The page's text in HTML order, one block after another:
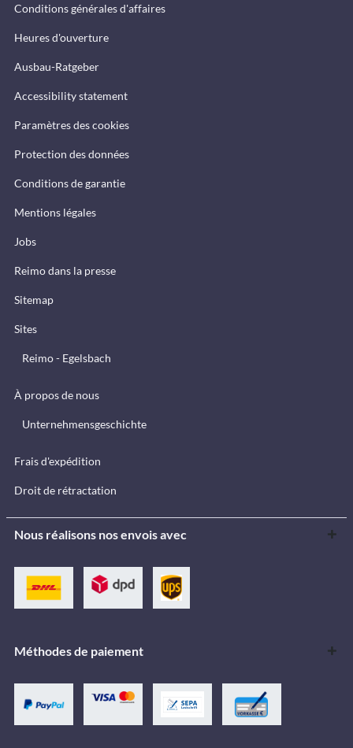
Conditions générales d'affaires
Heures d'ouverture
Ausbau-Ratgeber
Accessibility statement
Paramètres des cookies
Protection des données
Conditions de garantie
Mentions légales
Jobs
Reimo dans la presse
Sitemap
Sites
Reimo - Egelsbach
À propos de nous
Unternehmensgeschichte
Frais d'expédition
Droit de rétractation
Nous réalisons nos envois avec
Méthodes de paiement